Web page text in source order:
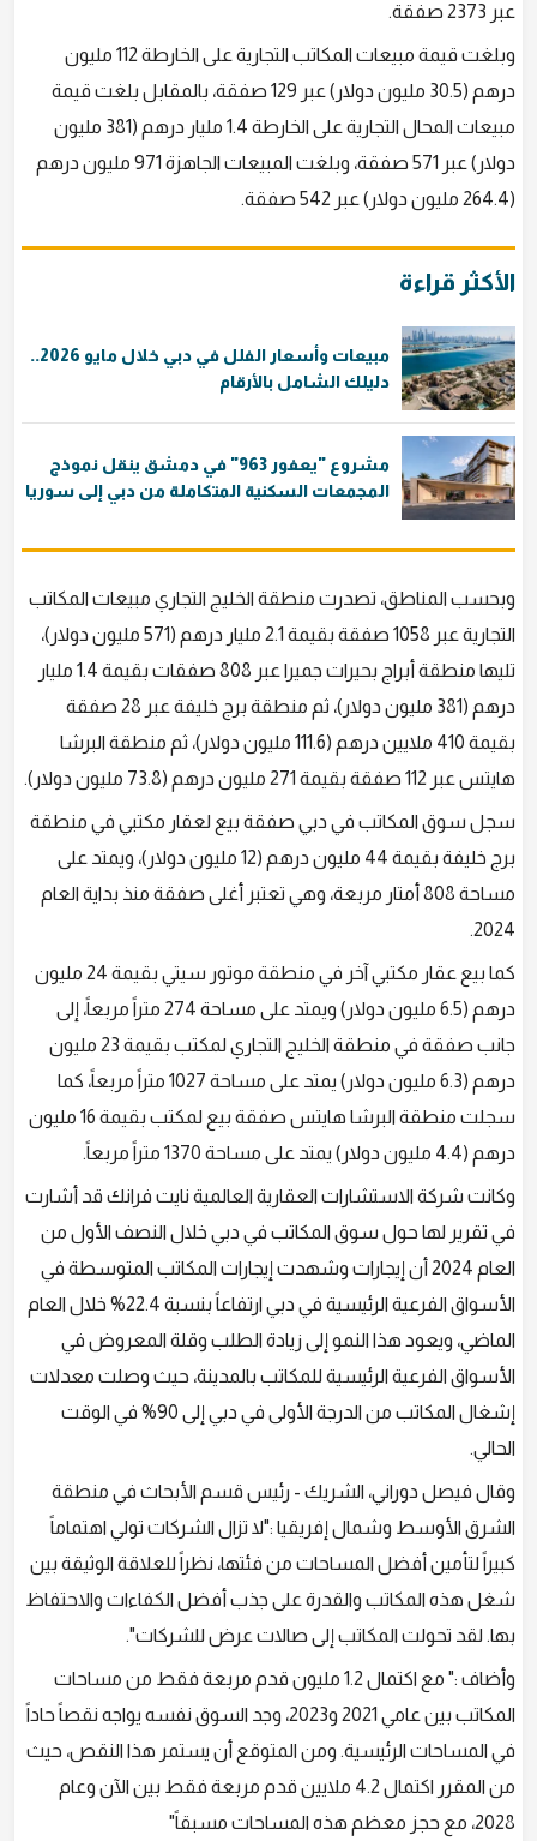
عبر 2373 صفقة.
وبلغت قيمة مبيعات المكاتب التجارية على الخارطة 112 مليون
درهم (30.5 مليون دولار) عبر 129 صفقة، بالمقابل بلغت قيمة
مبيعات المحال التجارية على الخارطة 1.4 مليار درهم (381 مليون
دولار) عبر 571 صفقة، وبلغت المبيعات الجاهزة 971 مليون درهم
(264.4 مليون دولار) عبر 542 صفقة.
الأكثر قراءة
مبيعات وأسعار الفلل في دبي خلال مايو 2026..
دليلك الشامل بالأرقام
مشروع "يعفور 963" في دمشق ينقل نموذج
المجمعات السكنية المتكاملة من دبي إلى سوريا
وبحسب المناطق، تصدرت منطقة الخليج التجاري مبيعات المكاتب
التجارية عبر 1058 صفقة بقيمة 2.1 مليار درهم (571 مليون دولار)،
تليها منطقة أبراج بحيرات جميرا عبر 808 صفقات بقيمة 1.4 مليار
درهم (381 مليون دولار)، ثم منطقة برج خليفة عبر 28 صفقة
بقيمة 410 ملايين درهم (111.6 مليون دولار)، ثم منطقة البرشا
هايتس عبر 112 صفقة بقيمة 271 مليون درهم (73.8 مليون دولار).
سجل سوق المكاتب في دبي صفقة بيع لعقار مكتبي في منطقة
برج خليفة بقيمة 44 مليون درهم (12 مليون دولار)، ويمتد على
مساحة 808 أمتار مربعة، وهي تعتبر أغلى صفقة منذ بداية العام
2024.
كما بيع عقار مكتبي آخر في منطقة موتور سيتي بقيمة 24 مليون
درهم (6.5 مليون دولار) ويمتد على مساحة 274 متراً مربعاً، إلى
جانب صفقة في منطقة الخليج التجاري لمكتب بقيمة 23 مليون
درهم (6.3 مليون دولار) يمتد على مساحة 1027 متراً مربعاً، كما
سجلت منطقة البرشا هايتس صفقة بيع لمكتب بقيمة 16 مليون
درهم (4.4 مليون دولار) يمتد على مساحة 1370 متراً مربعاً.
وكانت شركة الاستشارات العقارية العالمية نايت فرانك قد أشارت
في تقرير لها حول سوق المكاتب في دبي خلال النصف الأول من
العام 2024 أن إيجارات وشهدت إيجارات المكاتب المتوسطة في
الأسواق الفرعية الرئيسية في دبي ارتفاعاً بنسبة 22.4% خلال العام
الماضي، ويعود هذا النمو إلى زيادة الطلب وقلة المعروض في
الأسواق الفرعية الرئيسية للمكاتب بالمدينة، حيث وصلت معدلات
إشغال المكاتب من الدرجة الأولى في دبي إلى 90% في الوقت
الحالي.
وقال فيصل دوراني، الشريك - رئيس قسم الأبحاث في منطقة
الشرق الأوسط وشمال إفريقيا :"لا تزال الشركات تولي اهتماماً
كبيراً لتأمين أفضل المساحات من فئتها، نظراً للعلاقة الوثيقة بين
شغل هذه المكاتب والقدرة على جذب أفضل الكفاءات والاحتفاظ
بها. لقد تحولت المكاتب إلى صالات عرض للشركات".
وأضاف :" مع اكتمال 1.2 مليون قدم مربعة فقط من مساحات
المكاتب بين عامي 2021 و2023، وجد السوق نفسه يواجه نقصاً حاداً
في المساحات الرئيسية. ومن المتوقع أن يستمر هذا النقص، حيث
من المقرر اكتمال 4.2 ملايين قدم مربعة فقط بين الآن وعام
2028، مع حجز معظم هذه المساحات مسبقاً"